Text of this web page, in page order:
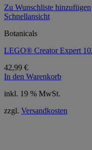
Zu Wunschliste hinzufügen
Schnellansicht
Botanicals
LEGO® Creator Expert
42,99 €
In den Warenkorb
inkl. 19 % MwSt.
zzgl. Versandkosten